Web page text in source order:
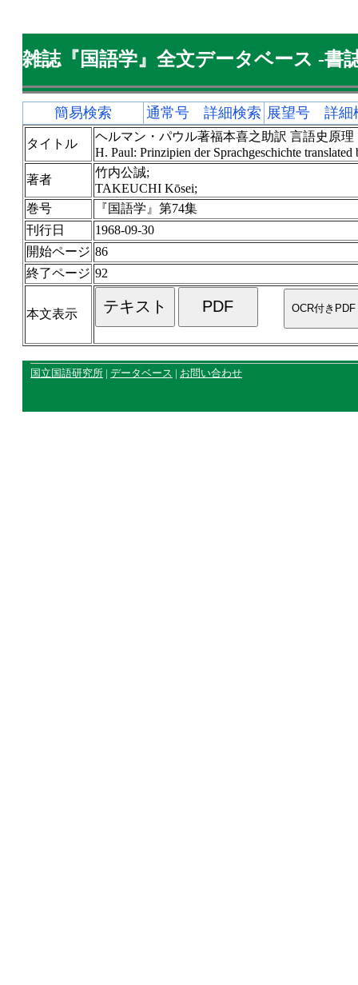
雑誌『国語学』全文データベース -書
簡易検索 通常号 詳細検索 展望号 詳細
タイトル
ヘルマン・パウル著福本喜之助訳 言語史原理
H. Paul: Prinzipien der Sprachgeschichte
著者
竹内公誠;
TAKEUCHI Kōsei;
巻号
『国語学』第74集
刊行日
1968-09-30
開始ページ 86
終了ページ 92
本文表示
国立国語研究所 | データベース | お問い合わせ